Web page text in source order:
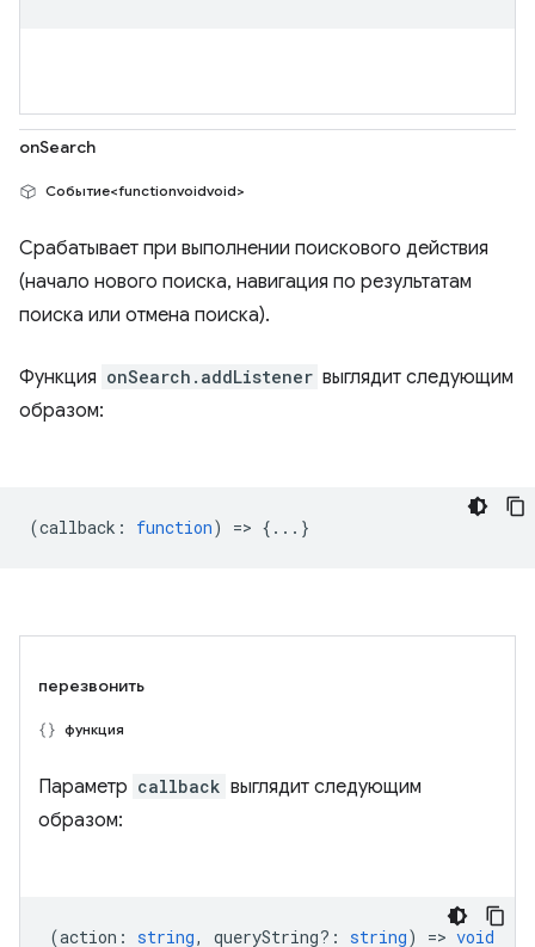
onSearch
Событие<functionvoidvoid>
Срабатывает при выполнении поискового действия
(начало нового поиска, навигация по результатам
поиска или отмена поиска).
Функция onSearch.addListener выглядит следующим
образом:
(callback : function) => {...}
перезвонить
функция
Параметр callback выглядит следующим
образом:
(action : string, queryString? : string) => void